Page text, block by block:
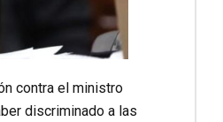
contra el ministro
discriminado a las